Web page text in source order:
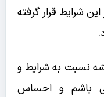
شرایط قرار گرفته
نسبت به شرایط و
باشم و احساس